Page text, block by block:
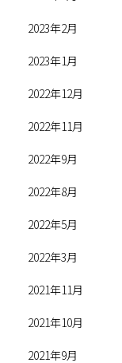
2023年2月
2023年1月
2022年12月
2022年11月
2022年9月
2022年8月
2022年5月
2022年3月
2021年11月
2021年10月
2021年9月